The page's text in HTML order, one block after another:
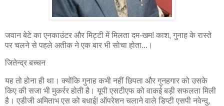
जवान बेटे का एनकाउंटर और मिट्टी में मिलता दम-खम! काश, गुनाह के रास्ते
पर चलने से पहले अतीक ने एक बार भी सोचा होता...।
जितेन्द्र बच्चन
यह तो होना ही था। क्योंकि गुनाह कभी नहीं छिपता और गुनहगार को उसके
किए की सजा भी मुकर्रर होती है। यूपी एसटीएफ को वाकई बड़ी सफलता मिली
है। एडीजी अमिताभ एस को बधाई! ऑपरेशन चलाने वाले डिप्टी एसपी नवेन्दु,